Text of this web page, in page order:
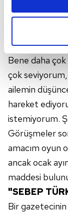
amacımızın
elimizden gelen
kalemimiz
Her halükârda,
takdirde,
Sizlere daha iyi
Sitemizde
verileriniz
toplumu
kılınması ve
için çok
Burada
Buradaki
Bene daha
çok
ailemin
hareket
istemiyorum.
Görüşmeler
amacım oyun
ancak ocak
maddesi
"SEBEP
Bir gazetecinin